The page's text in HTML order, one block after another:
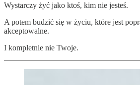
Wystarczy żyć jako ktoś, kim nie jesteś.
A potem budzić się w życiu, które jest
akceptowalne.
I kompletnie nie Twoje.